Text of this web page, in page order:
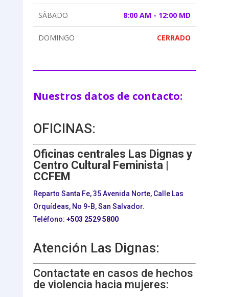
SÁBADO 8:00 AM - 12:00 MD
DOMINGO CERRADO
Nuestros datos de contacto:
OFICINAS:
Oficinas centrales Las Dignas y
Centro Cultural Feminista |
CCFEM
Reparto Santa Fe, 35 Avenida Norte, Calle Las
Orquídeas, No 9-B, San Salvador.
Teléfono: +503 2529 5800
Atención Las Dignas:
Contactate en casos de hechos
de violencia hacia mujeres: